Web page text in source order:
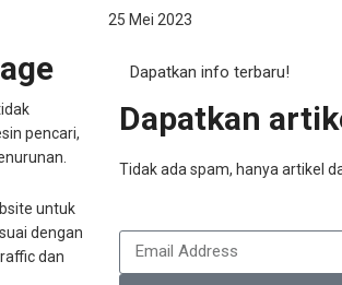
pencari,
untuk
dengan
dan
25 Mei 2023
Dapatkan info terbaru!
Dapatkan
Tidak ada spam, hanya artikel